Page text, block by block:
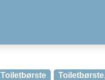
Toiletbørste